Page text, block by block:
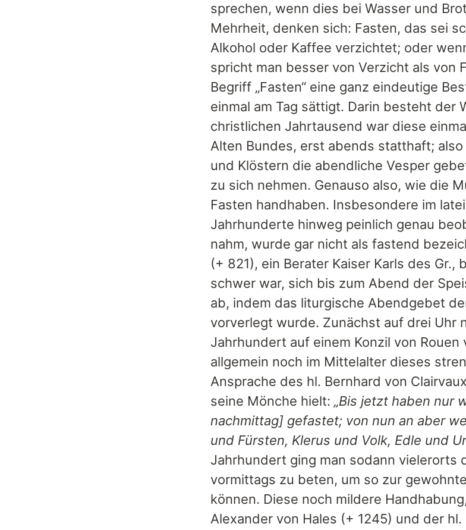
sprechen, wenn dies bei Wasser und
Mehrheit, denken sich: Fasten, das sei
Alkohol oder Kaffee verzichtet; oder
spricht man besser von Verzicht als von
Begriff „Fasten“ eine ganz eindeutige
einmal am Tag sättigt. Darin besteht der
christlichen Jahrtausend war diese
Alten Bundes, erst abends statthaft;
und Klöstern die abendliche Vesper
zu sich nehmen. Genauso also, wie die
Fasten handhaben. Insbesondere im
Jahrhunderte hinweg peinlich genau
nahm, wurde gar nicht als fastend
(+ 821), ein Berater Kaiser Karls des
schwer war, sich bis zum Abend der
ab, indem das liturgische Abendgebet
vorverlegt wurde. Zunächst auf drei Uhr
Jahrhundert auf einem Konzil von
allgemein noch im Mittelalter dieses
Ansprache des hl. Bernhard von
seine Mönche hielt: „Bis jetzt haben nur
nachmittag] gefastet; von nun an aber
und Fürsten, Klerus und Volk, Edle und
Jahrhundert ging man sodann vielerorts
vormittags zu beten, um so zur
können. Diese noch mildere
Alexander von Hales (+ 1245) und der